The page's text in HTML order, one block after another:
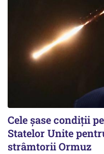
Cele șase condiții
Statelor Unite
strâmtorii Ormuz